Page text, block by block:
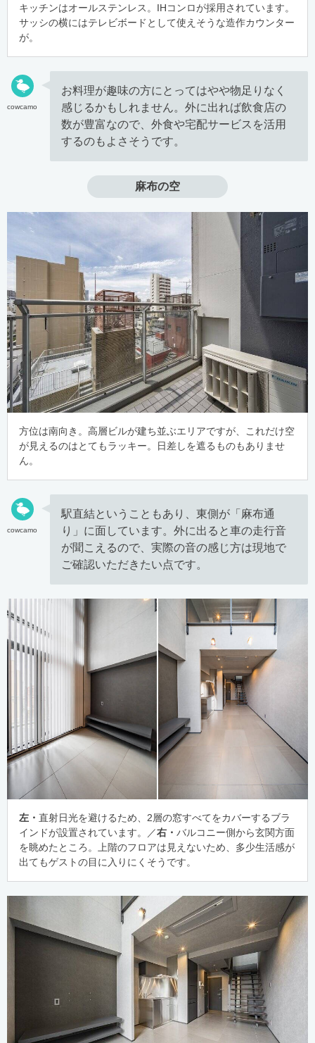
キッチンはオールステンレス。IHコンロが採用されています。
サッシの横にはテレビボードとして使えそうな造作カウンター
が。
cowcamo
お料理が趣味の方にとってはやや物足りなく
感じるかもしれません。外に出れば飲食店の
数が豊富なので、外食や宅配サービスを活用
するのもよさそうです。
麻布の空
方位は南向き。高層ビルが建ち並ぶエリアですが、これだけ空
が見えるのはとてもラッキー。日差しを遮るものもありませ
ん。
cowcamo
駅直結ということもあり、東側が「麻布通
り」に面しています。外に出ると車の走行音
が聞こえるので、実際の音の感じ方は現地で
ご確認いただきたい点です。
左・ 直射日光を避けるため、2層の窓すべてをカバーするブラ
インドが設置されています。／右・ バルコニー側から玄関方面
を眺めたところ。上階のフロアは見えないため、多少生活感が
出てもゲストの目に入りにくそうです。